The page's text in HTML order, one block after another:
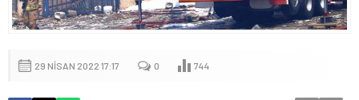
29 NISAN 2022 17:17 0 744